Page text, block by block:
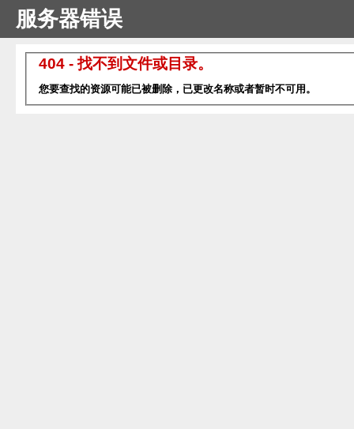
服务器错误
404 - 找不到文件或目录。
您要查找的资源可能已被删除，已更改名称或者暂时不可用。